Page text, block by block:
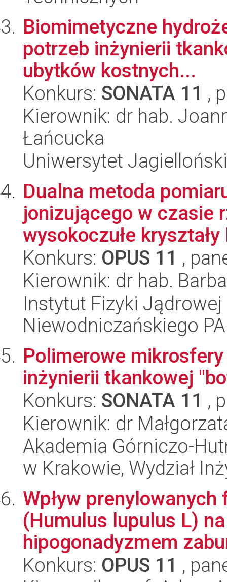
Biomimetyczne
potrzeb inżynierii
ubytków kostnych...
Konkurs: SONATA 11 ,
Kierownik: dr hab.
Łańcucka
Uniwersytet
Dualna metoda
jonizującego w czasie
wysokoczułe
Konkurs: OPUS 11 ,
Kierownik: dr hab.
Instytut Fizyki
Niewodniczańskiego
Polimerowe
inżynierii tkankowej
Konkurs: SONATA 11 ,
Kierownik: dr
Akademia Górniczo-
w Krakowie, Wydział
Wpływ
(Humulus lupulus L)
hipogonadyzmem
Konkurs: OPUS 11 ,